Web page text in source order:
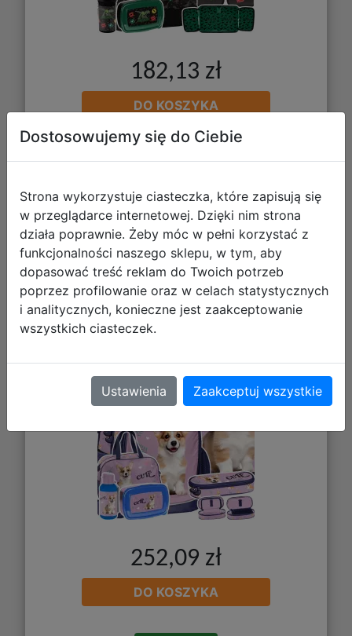
182,13 zł
DO KOSZYKA
Paso Zestaw Szkolny 6el. Corgi Lila
Plecak PP26CG-081 + Piórnik
PP26CG-013 + Worek PP26CG-712 +
Torba PP26CG-074
252,09 zł
DO KOSZYKA
Dostosowujemy się do Ciebie
Strona wykorzystuje ciasteczka, które zapisują się
w przeglądarce internetowej. Dzięki nim strona
działa poprawnie. Żeby móc w pełni korzystać z
funkcjonalności naszego sklepu, w tym, aby
dopasować treść reklam do Twoich potrzeb
poprzez profilowanie oraz w celach statystycznych
i analitycznych, konieczne jest zaakceptowanie
wszystkich ciasteczek.
Ustawienia Zaakceptuj wszystkie